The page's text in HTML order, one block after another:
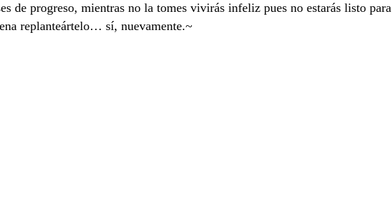
de progreso, mientras no la tomes vivirás infeliz pues no estarás listo para
replanteártelo… sí, nuevamente.~